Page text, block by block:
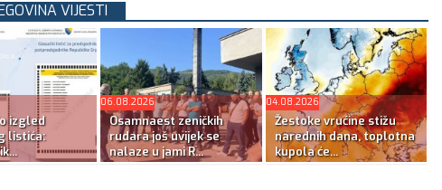
VIJESTI
izgled
listića:
06.08.2026
Osamnaest zeničkih
rudara još uvijek se
nalaze u jami R...
04.08.2026
Žestoke vrućine stižu
narednih dana, toplotna
kupola će...